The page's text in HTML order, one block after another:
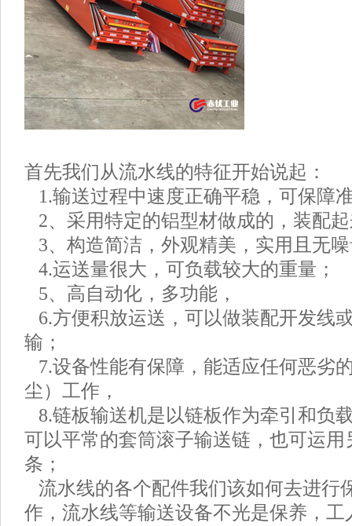
首先我们从流水线的特征开始说起：
1.输送过程中速度正确平稳，可保障
2、采用特定的铝型材做成的，装配
3、构造简洁，外观精美，实用且无
4.运送量很大，可负载较大的重量；
5、高自动化，多功能，
6.方便积放运送，可以做装配开发线
输；
7.设备性能有保障，能适应任何恶劣
尘）工作，
8.链板输送机是以链板作为牵引和负
可以平常的套筒滚子输送链，也可运用
条；
流水线的各个配件我们该如何去进行
作，流水线等输送设备不光是保养，工